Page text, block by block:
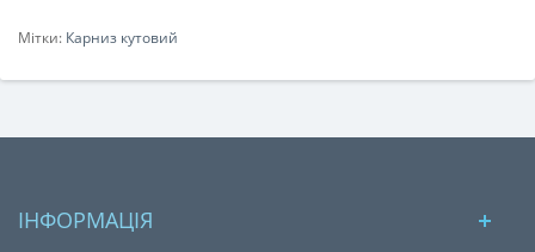
Мітки: Карниз кутовий
ІНФОРМАЦІЯ